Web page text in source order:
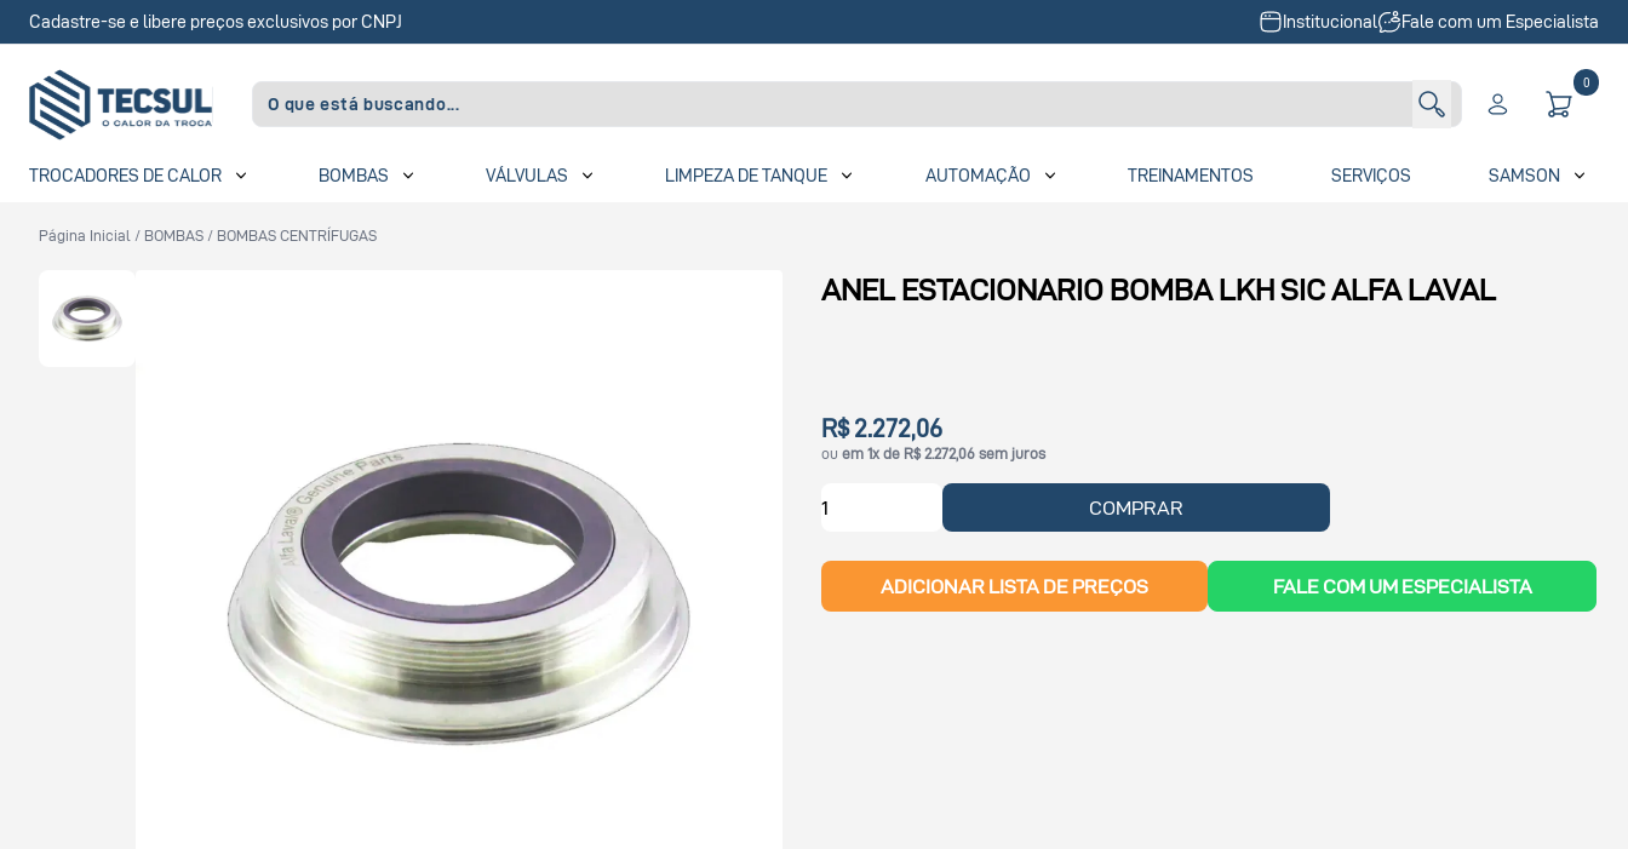
Cadastre-se e libere preços exclusivos por CNPJ Institucional Fale com um Especialista
0
TROCADORES DE CALOR BOMBAS VÁLVULAS LIMPEZA DE TANQUE AUTOMAÇÃO TREINAMENTOS SERVIÇOS SAMSON
Página Inicial / BOMBAS / BOMBAS CENTRÍFUGAS
ANEL ESTACIONARIO BOMBA LKH SIC ALFA LAVAL
R$ 2.272,06
ouem 1x de R$ 2.272,06 sem juros
COMPRAR
ADICIONAR LISTA DE PREÇOS FALE COM UM ESPECIALISTA